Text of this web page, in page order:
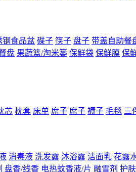
钢食品盆 碟子 筷子 盘子 带盖自助餐
盘 果蔬篮/淘米篓 保鲜袋 保鲜膜 保
芯 枕套 床单 席子 席子 褥子 毛毯 三
消毒液 洗发露 沐浴露 洁面乳 花露
盘香/线香 电热蚊香液/片 融雪剂 护